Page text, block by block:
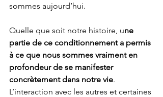
sommes aujourd’hui.
Quelle que soit notre histoire, une
partie de ce conditionnement a permis
à ce que nous sommes vraiment en
profondeur de se manifester
concrètement dans notre vie.
L’interaction avec les autres et certaines